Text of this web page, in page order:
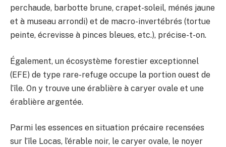
perchaude, barbotte brune, crapet-soleil, ménés jaune
et à museau arrondi) et de macro-invertébrés (tortue
peinte, écrevisse à pinces bleues, etc.), précise-t-on.
Également, un écosystème forestier exceptionnel
(EFE) de type rare-refuge occupe la portion ouest de
l’île. On y trouve une érablière à caryer ovale et une
érablière argentée.
Parmi les essences en situation précaire recensées
sur l’île Locas, l’érable noir, le caryer ovale, le noyer